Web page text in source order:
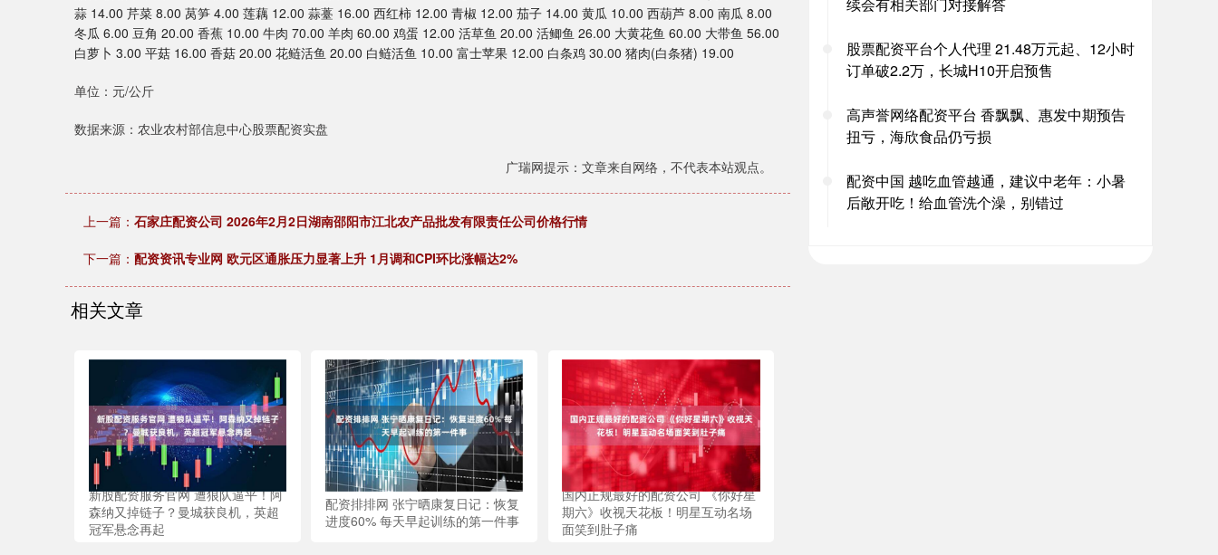
蒜 14.00 芹菜 8.00 莴笋 4.00 莲藕 12.00 蒜薹 16.00 西红柿 12.00 青椒 12.00 茄子 14.00 黄瓜 10.00 西葫芦 8.00 南瓜 8.00
冬瓜 6.00 豆角 20.00 香蕉 10.00 牛肉 70.00 羊肉 60.00 鸡蛋 12.00 活草鱼 20.00 活鲫鱼 26.00 大黄花鱼 60.00 大带鱼 56.00
白萝卜 3.00 平菇 16.00 香菇 20.00 花鲢活鱼 20.00 白鲢活鱼 10.00 富士苹果 12.00 白条鸡 30.00 猪肉(白条猪) 19.00
单位：元/公斤
数据来源：农业农村部信息中心股票配资实盘
广瑞网提示：文章来自网络，不代表本站观点。
上一篇： 石家庄配资公司 2026年2月2日湖南邵阳市江北农产品批发有限责任公司价格行情
下一篇： 配资资讯专业网 欧元区通胀压力显著上升 1月调和CPI环比涨幅达2%
相关文章
新股配资服务官网 遭狼队逼平！阿
森纳又掉链子？曼城获良机，英超
冠军悬念再起
配资排排网 张宁晒康复日记：恢复
进度60% 每天早起训练的第一件事
国内正规最好的配资公司 《你好星
期六》收视天花板！明星互动名场
面笑到肚子痛
股票配资平台个人代理 21.48万元起、12小时
订单破2.2万，长城H10开启预售
高声誉网络配资平台 香飘飘、惠发中期预告
扭亏，海欣食品仍亏损
配资中国 越吃血管越通，建议中老年：小暑
后敞开吃！给血管洗个澡，别错过